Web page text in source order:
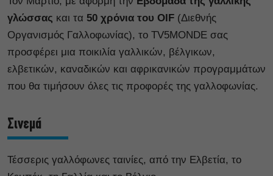
γλώσσας και τα 50 χρόνια του OIF (Διεθνής
Οργανισμός Γαλλοφωνίας), το TV5MONDE σας
προσφέρει μια ποικιλία γαλλικών, βέλγικων,
ελβετικών, καναδικών και αφρικανικών προγραμμάτων
που θα τιμήσουν όλες τις προφορές της γαλλοφωνίας.
Σινεμά
Τέσσερις γαλλόφωνες ταινίες, από την Ελβετία, το